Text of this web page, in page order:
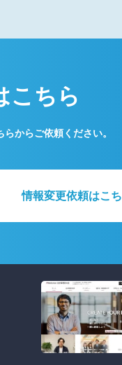
こちら
からご依頼ください。
情報変更依頼はこ